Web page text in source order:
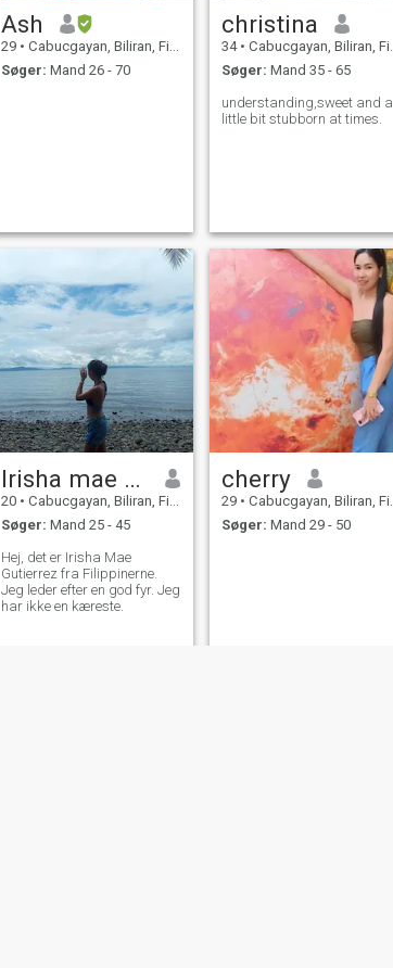
Ash
29 • Cabucgayan, Biliran, Filippinerne
Søger: Mand 26 - 70
christina
34 • Cabucgayan, Biliran, Filippinerne
Søger: Mand 35 - 65
understanding,sweet and a
little bit stubborn at times.
Irisha mae camarines
20 • Cabucgayan, Biliran, Filippinerne
Søger: Mand 25 - 45
Hej, det er Irisha Mae
Gutierrez fra Filippinerne.
Jeg leder efter en god fyr. Jeg
har ikke en kæreste.
cherry
29 • Cabucgayan, Biliran, Filippinerne
Søger: Mand 29 - 50